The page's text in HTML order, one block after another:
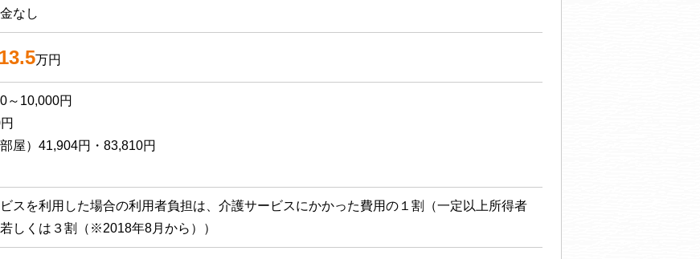
なし
13.5万円
～10,000円
屋）41,904円・83,810円
スを利用した場合の利用者負担は、介護サービスにかかった費用の１割（一定以上所得者
しくは３割（※2018年8月から））